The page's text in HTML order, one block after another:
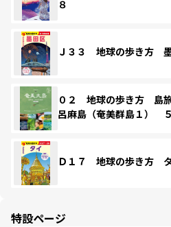
８
Ｊ３３ 地球の歩き方
０２ 地球の歩き方
呂麻島（奄美群島１）
Ｄ１７ 地球の歩き方
特設ページ